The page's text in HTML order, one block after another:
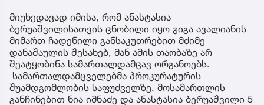
მიუხედავად იმისა, რომ ანასტასია
ბერუაშვილისათვის ცნობილი იყო გიგა ავალიანის
მიმართ ჩადენილი განსაკუთრებით მძიმე
დანაშაულის შესახებ, მან ამის თაობაზე არ
შეატყობინა სამართალდამცავ ორგანოებს.
სამართალდამცველებმა პროკურატურის
შუამდგომლობის საფუძველზე, მოსამართლის
განჩინებით ნია იმნაძე და ანასტასია ბერუაშვილი 5